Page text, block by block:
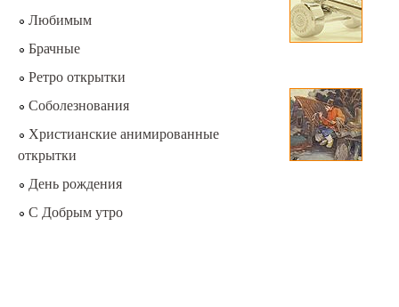
Любимым
Брачные
Ретро открытки
Соболезнования
Христианские анимированные
открытки
День рождения
С Добрым утро